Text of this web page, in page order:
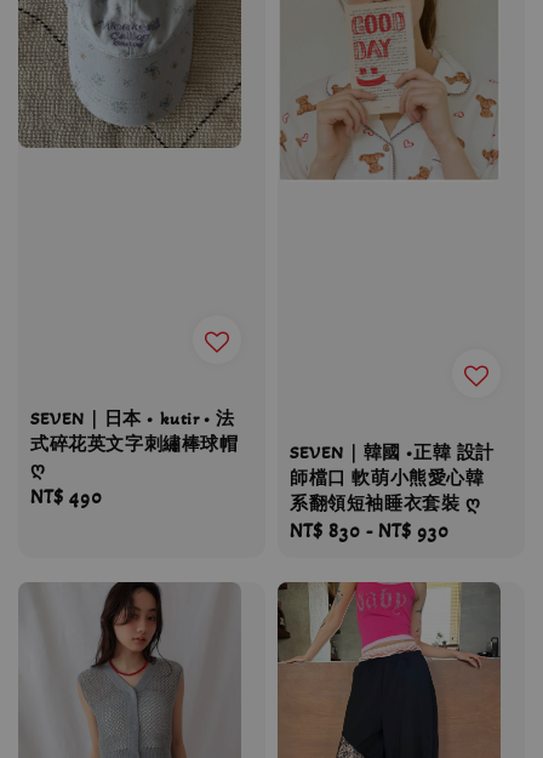
SEVEN｜日本 • kutir • 法
式碎花英文字刺繡棒球帽
ღ
Regular
NT$ 490
SEVEN｜韓國 •正韓 設計
師檔口 軟萌小熊愛心韓
系翻領短袖睡衣套裝 ღ
Regular
NT$ 830 -NT$ 930